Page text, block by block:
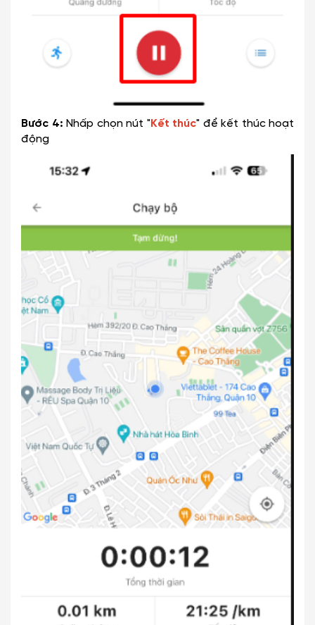
Bước 4: Nhấp chọn nút "Kết thúc" để kết thúc hoạt
động